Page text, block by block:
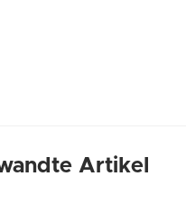
Artikel